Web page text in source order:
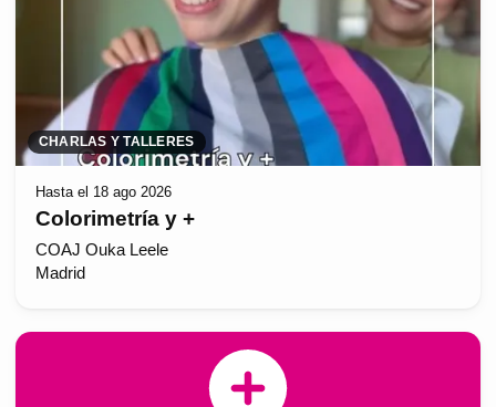
CHARLAS Y TALLERES
Hasta el 18 ago 2026
Colorimetría y +
COAJ Ouka Leele
Madrid